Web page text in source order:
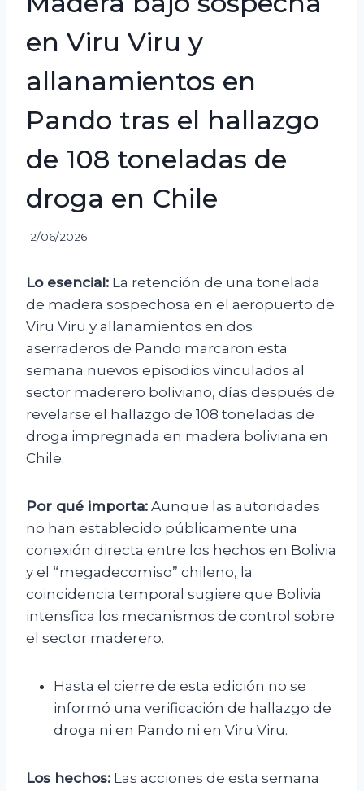
en Viru Viru y
allanamientos en
Pando tras el hallazgo
de 108 toneladas de
droga en Chile
12/06/2026
Lo esencial: La retención de una tonelada
de madera sospechosa en el aeropuerto de
Viru Viru y allanamientos en dos
aserraderos de Pando marcaron esta
semana nuevos episodios vinculados al
sector maderero boliviano, días después de
revelarse el hallazgo de 108 toneladas de
droga impregnada en madera boliviana en
Chile.
Por qué importa: Aunque las autoridades
no han establecido públicamente una
conexión directa entre los hechos en Bolivia
y el “megadecomiso” chileno, la
coincidencia temporal sugiere que Bolivia
intensfica los mecanismos de control sobre
el sector maderero.
Hasta el cierre de esta edición no se
informó una verificación de hallazgo de
droga ni en Pando ni en Viru Viru.
Los hechos: Las acciones de esta semana